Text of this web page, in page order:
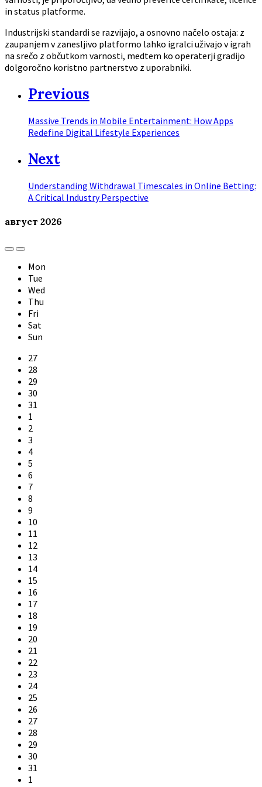
in status platforme.
Industrijski standardi se razvijajo, a osnovno načelo ostaja: z
zaupanjem v zanesljivo platformo lahko igralci uživajo v igrah
na srečo z občutkom varnosti, medtem ko operaterji gradijo
dolgoročno koristno partnerstvo z uporabniki.
Previous
Massive Trends in Mobile Entertainment: How Apps
Redefine Digital Lifestyle Experiences
Next
Understanding Withdrawal Timescales in Online Betting:
A Critical Industry Perspective
август 2026
Previous
Month
Next
Month
Mon
Tue
Wed
Thu
Fri
Sat
Sun
Skip
calendar
days
27
28
29
30
31
1
2
3
4
5
6
7
8
9
10
11
12
13
14
15
16
17
18
19
20
21
22
23
24
25
26
27
28
29
30
31
1